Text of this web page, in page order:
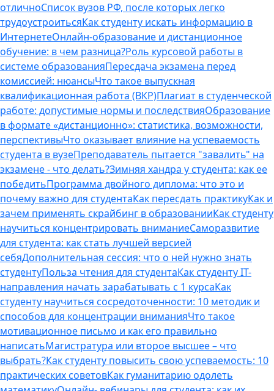
отличноСписок вузов РФ, после которых легко
трудоустроитьсяКак студенту искать информацию в
ИнтернетеОнлайн-образование и дистанционное
обучение: в чем разница?Роль курсовой работы в
системе образованияПересдача экзамена перед
комиссией: нюансыЧто такое выпускная
квалификационная работа (ВКР)Плагиат в студенческой
работе: допустимые нормы и последствияОбразование
в формате «дистанционно»: статистика, возможности,
перспективыЧто оказывает влияние на успеваемость
студента в вузеПреподаватель пытается "завалить" на
экзамене - что делать?Зимняя хандра у студента: как ее
победитьПрограмма двойного диплома: что это и
почему важно для студентаКак пересдать практикуКак и
зачем применять скрайбинг в образованииКак студенту
научиться концентрировать вниманиеСаморазвитие
для студента: как стать лучшей версией
себяДополнительная сессия: что о ней нужно знать
студентуПольза чтения для студентаКак студенту IT-
направления начать зарабатывать с 1 курсаКак
студенту научиться сосредоточенности: 10 методик и
способов для концентрации вниманияЧто такое
мотивационное письмо и как его правильно
написатьМагистратура или второе высшее – что
выбрать?Как студенту повысить свою успеваемость: 10
практических советовКак гуманитарию одолеть